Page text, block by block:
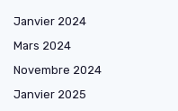
Janvier 2024
Mars 2024
Novembre 2024
Janvier 2025